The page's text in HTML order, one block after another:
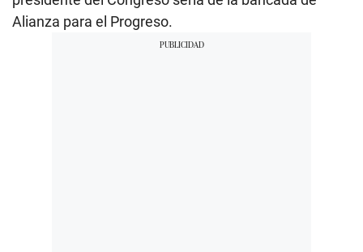
Alianza para el Progreso.